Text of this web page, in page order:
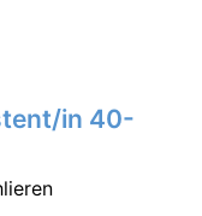
in 40-